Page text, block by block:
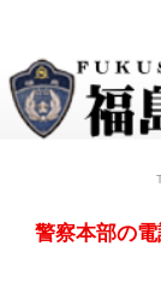
警察本部の